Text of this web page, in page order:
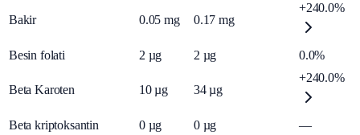
Bakir 0.05 mg 0.17 mg
+240.0%
Besin folati 2 µg 2 µg 0.0%
Beta Karoten 10 µg 34 µg
+240.0%
Beta kriptoksantin 0 µg 0 µg —